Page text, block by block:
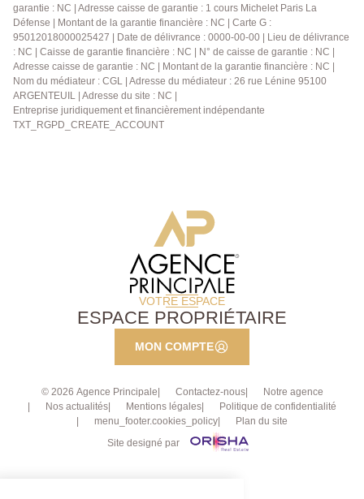
pas à nous contacter au 01 34 34 39 29
garantie : NC | Adresse caisse de garantie : 1 cours Michelet Paris La
Défense | Montant de la garantie financière : NC | Carte G :
95012018000025427 | Date de délivrance : 0000-00-00 | Lieu de délivrance
: NC | Caisse de garantie financière : NC | N° de caisse de garantie : NC |
Adresse caisse de garantie : NC | Montant de la garantie financière : NC |
Nom du médiateur : CGL | Adresse du médiateur : 26 rue Lénine 95100
ARGENTEUIL | Adresse du site : NC |
Entreprise juridiquement et financièrement indépendante
TXT_RGPD_CREATE_ACCOUNT
VOTRE ESPACE
ESPACE PROPRIÉTAIRE
MON COMPTE
© 2026 Agence Principale Contactez-nous
Notre agence
Nos actualités
Mentions légales
Politique de confidentialité
menu_footer.cookies_policy
Plan du site
Site designé par